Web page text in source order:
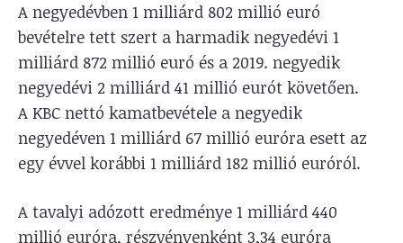
A negyedévben 1 milliárd 802 millió euró
bevételre tett szert a harmadik negyedévi 1
milliárd 872 millió euró és a 2019. negyedik
negyedévi 2 milliárd 41 millió eurót követően.
A KBC nettó kamatbevétele a negyedik
negyedéven 1 milliárd 67 millió euróra esett az
egy évvel korábbi 1 milliárd 182 millió euróról.
A tavalyi adózott eredménye 1 milliárd 440
millió euróra, részvényenként 3,34 euróra